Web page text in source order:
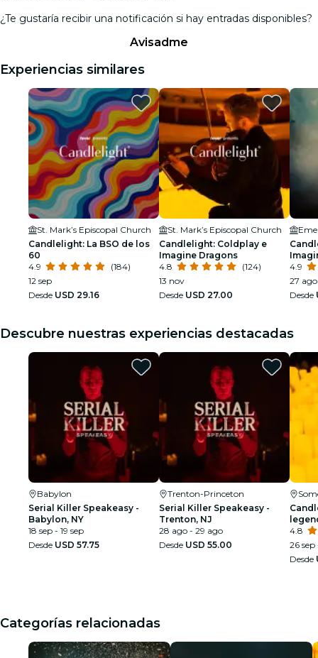
¿Te gustaría recibir una notificación si hay entradas disponibles?
Avisadme
Experiencias similares
St. Mark’s Episcopal Church
Candlelight: La BSO de los
60
4.9
(184)
12 sep
Desde USD 29.16
St. Mark’s Episcopal Church
Candlelight: Coldplay e
Imagine Dragons
4.8
(124)
13 nov
Desde USD 27.00
4.9
27 ago
Desde
Descubre nuestras experiencias destacadas
Babylon
Serial Killer Speakeasy -
Babylon, NY
18 sep - 19 sep
Desde USD 57.75
Trenton-Princeton
Serial Killer Speakeasy -
Trenton, NJ
28 ago - 29 ago
Desde USD 55.00
4.8
26 sep
Desde
Categorías relacionadas